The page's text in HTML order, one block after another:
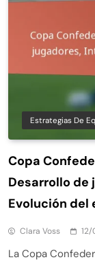
Estrategias De
Copa
Desarrollo de
Evolución del
Clara Voss 12/
La Copa